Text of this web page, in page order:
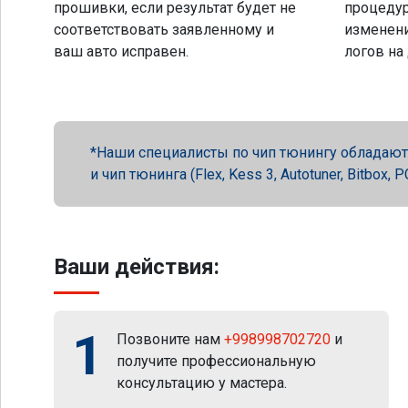
прошивки, если результат будет не
соответствовать заявленному и
ваш авто исправен.
логов на
Наши специалисты по чип тюнингу
и чип тюнинга (Flex, Kess 3, Autotuner, Bitbox,
Ваши действия:
1 Позвоните нам +998998702720 и
получите профессиональную
консультацию у мастера.